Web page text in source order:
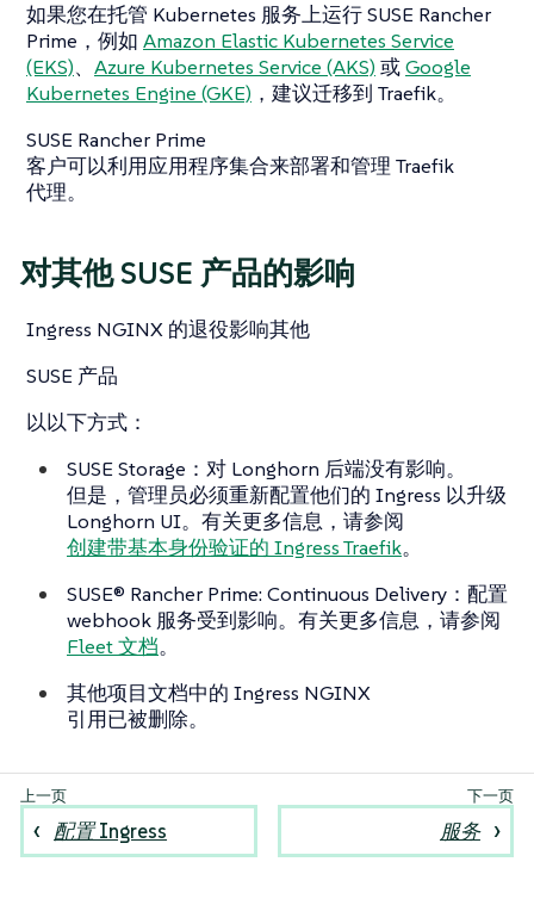
如果您在托管 Kubernetes 服务上运行 SUSE Rancher
Prime，例如 Amazon Elastic Kubernetes Service
(EKS)、 Azure Kubernetes Service (AKS) 或Google
Kubernetes Engine (GKE) ，建议迁移到 Traefik。
SUSE Rancher Prime
客户可以利用应用程序集合来部署和管理 Traefik
代理。
对其他 SUSE 产品的影响
Ingress NGINX 的退役影响其他
SUSE 产品
以以下方式：
SUSE Storage：对 Longhorn 后端没有影响。
但是，管理员必须重新配置他们的 Ingress 以升级
Longhorn UI。有关更多信息，请参阅
创建带基本身份验证的 Ingress Traefik。
SUSE® Rancher Prime: Continuous Delivery：配置
webhook 服务受到影响。有关更多信息，请参阅
Fleet 文档。
其他项目文档中的 Ingress NGINX
引用已被删除。
配置 Ingress 服务